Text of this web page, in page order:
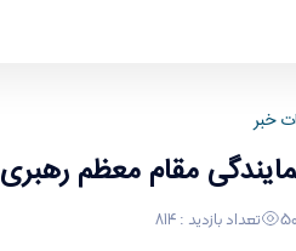
خبر
مقام معظم رهبری
تعداد بازدید : 814